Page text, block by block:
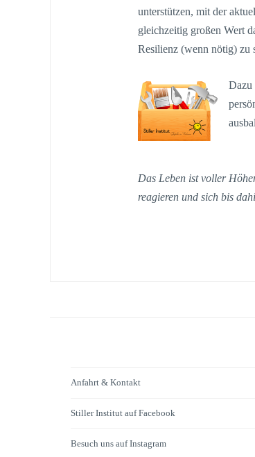
unterstützen, mit der
gleichzeitig großen Wert
Resilienz (wenn nötig) zu
Dazu
Das Leben ist voller
reagieren und sich bis
Anfahrt & Kontakt
Stiller Institut auf Facebook
Besuch uns auf Instagram